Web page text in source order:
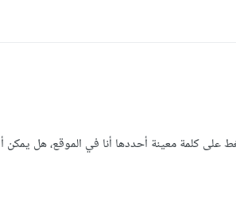
على كلمة معينة أحددها أنا في الموقع، هل يمكن